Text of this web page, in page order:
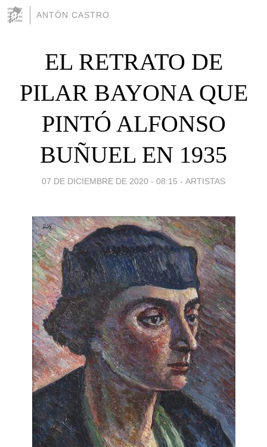
ANTÓN CASTRO
EL RETRATO DE
PILAR BAYONA QUE
PINTÓ ALFONSO
BUÑUEL EN 1935
07 DE DICIEMBRE DE 2020 - 08:15 - ARTISTAS